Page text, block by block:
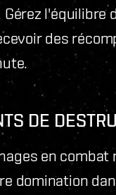
des
DE
en
domination